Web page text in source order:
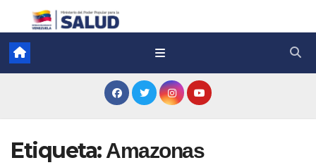
Etiqueta: Amazonas